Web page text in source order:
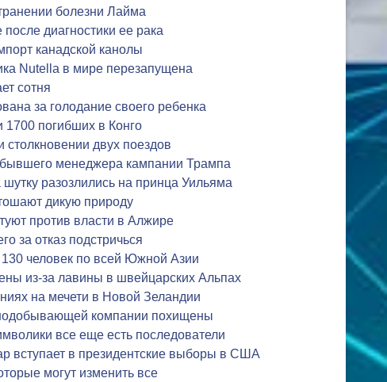
болезни Лайма
диагностики ее рака
канадской канолы
Nutella в мире перезапущена
сотня
за голодание своего ребенка
1700 погибших в Конго
двух поездов
менеджера кампании Трампа
разозлились на принца Уильяма
дикую природу
против власти в Алжире
за отказ подстричься
человек по всей Южной Азии
из-за лавины в швейцарских Альпах
на мечети в Новой Зеландии
компании похищены
все еще есть последователи
вступает в президентские выборы в США
могут изменить все